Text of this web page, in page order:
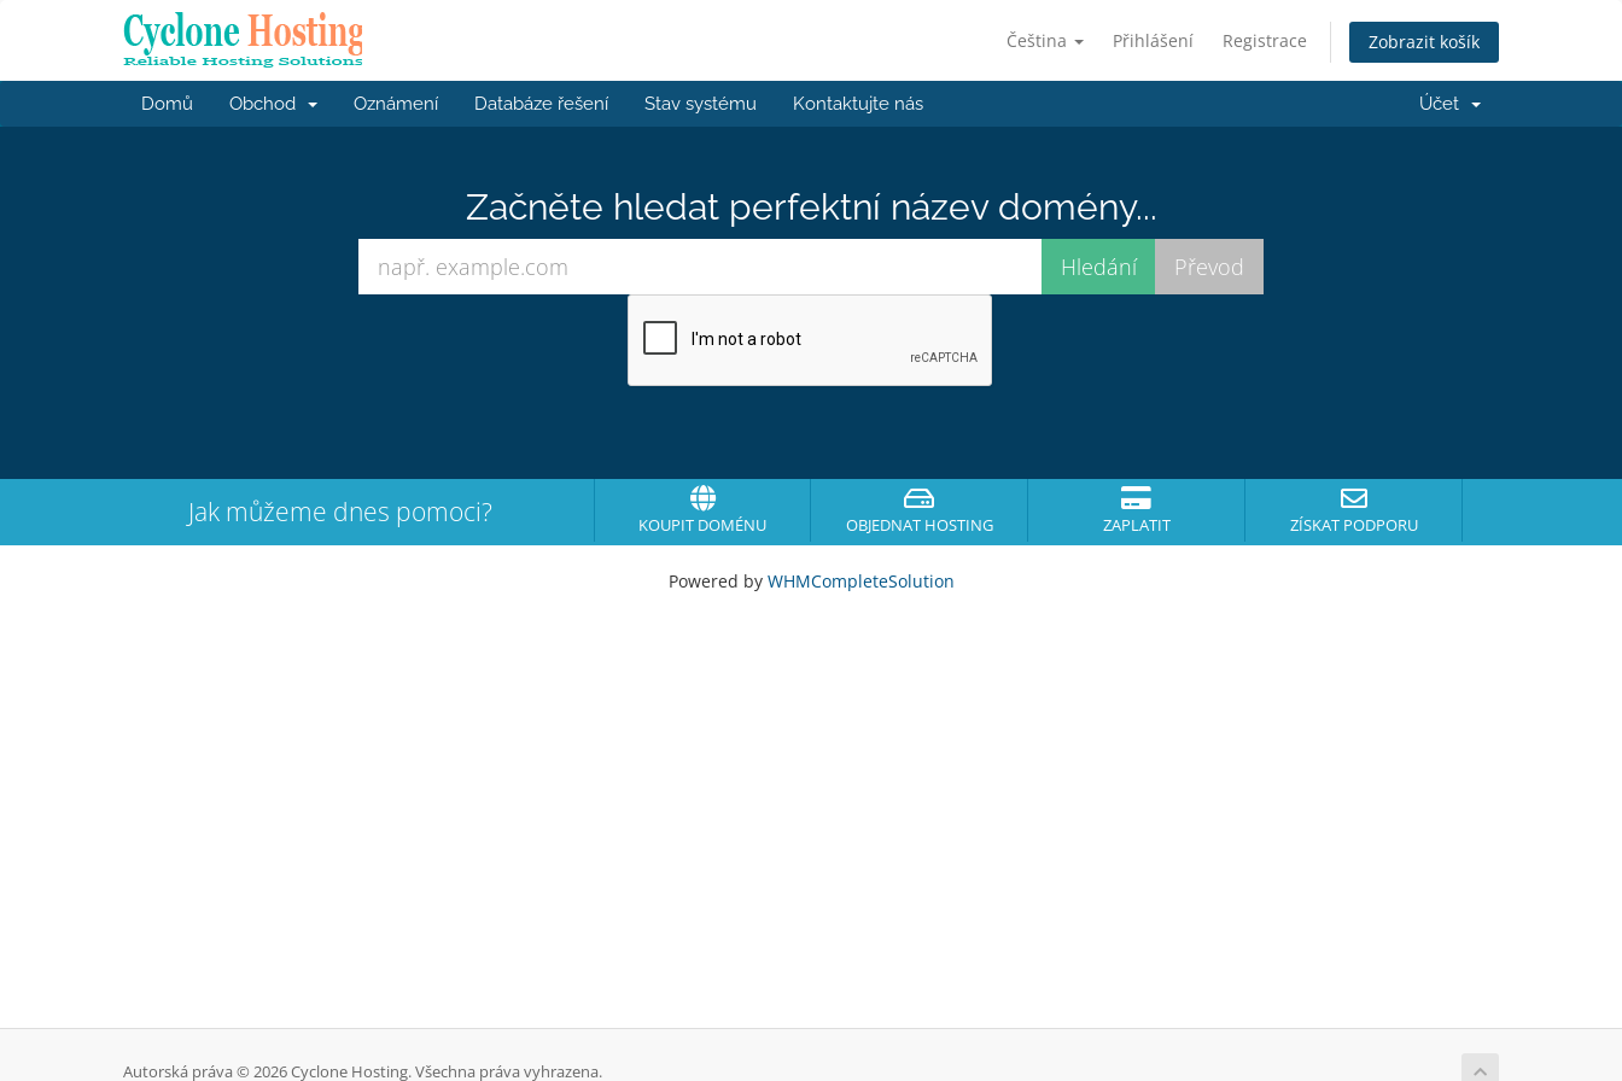
Čeština Přihlášení Registrace Zobrazit košík
Domů Obchod Oznámení Databáze řešení Stav systému Kontaktujte nás Účet
Začněte hledat perfektní název domény...
Jak můžeme dnes pomoci? KOUPIT DOMÉNU OBJEDNAT HOSTING ZAPLATIT ZÍSKAT PODPORU
Powered by WHMCompleteSolution
Autorská práva © 2026 Cyclone Hosting. Všechna práva vyhrazena.